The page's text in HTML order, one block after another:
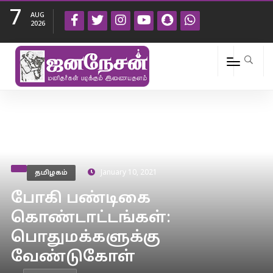
7
AUG
2026
தமிழகம் January 10, 2021
போகி பண்டிகை
கொண்டாட்டங்கள்:
பொதுமக்களுக்கு
வேண்டுகோள்